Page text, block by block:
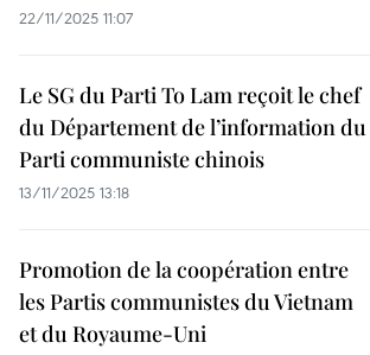
22/11/2025 11:07
Le SG du Parti To Lam reçoit le chef
du Département de l’information du
Parti communiste chinois
13/11/2025 13:18
Promotion de la coopération entre
les Partis communistes du Vietnam
et du Royaume-Uni